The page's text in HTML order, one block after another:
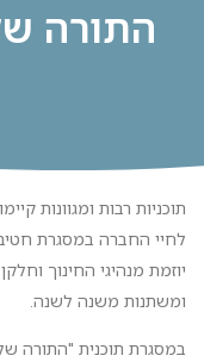
התורה
תוכניות רבות ומגוונות
לחיי החברה במסגרת
יוזמת מנהיגי החינוך
ומשתנות משנה לשנה.
במסגרת תוכנית "התורה